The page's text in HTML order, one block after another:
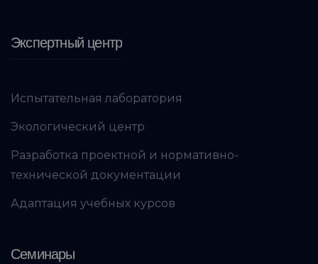
Экспертный центр
Испытательная лаборатория
Экологический центр
Разработка проектной и нормативно-
технической документации
Адаптация учебных курсов
Семинары